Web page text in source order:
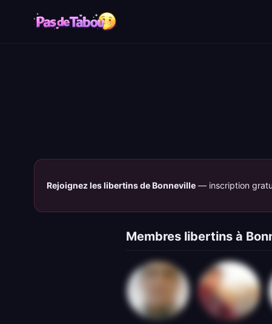
Rejoignez les libertins de Bonneville — inscription
Membres libertins à